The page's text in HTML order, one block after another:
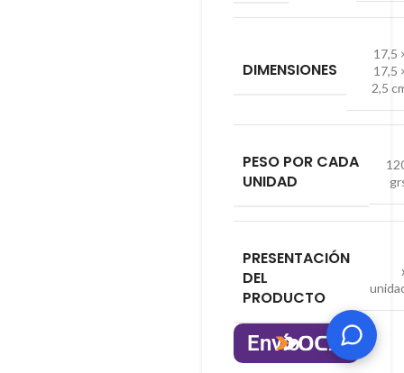
DIMENSIONES
17,5
17,5
2,5
PESO POR CADA
UNIDAD
PRESENTACIÓN
DEL
PRODUCTO
Envío